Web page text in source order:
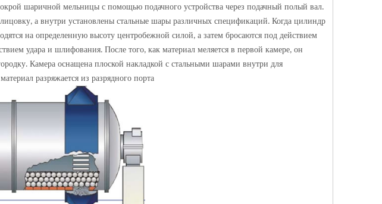
шаричной мельницы с помощью подачного устройства через подачный полый вал.
, а внутри установлены стальные шары различных спецификаций. Когда цилиндр
на определенную высоту центробежной силой, а затем бросаются под действием
удара и шлифования. После того, как материал меляется в первой камере, он
. Камера оснащена плоской накладкой с стальными шарами внутри для
разряжается из разрядного порта